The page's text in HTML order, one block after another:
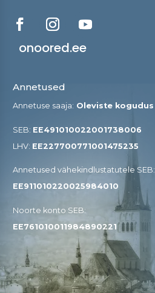
onoored.ee
Annetused
Annetuse saaja: Oleviste kogudus
SEB: EE491010022001738006
LHV: EE227700771001475235
Annetused vähekindlustatutele SEB​:
EE911010220025984010
Noorte konto SEB:
EE761010011984890221